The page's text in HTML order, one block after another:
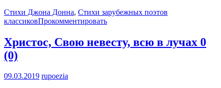
Стихи Джона Донна, Стихи зарубежных поэтов
классиковПрокомментировать
Христос, Свою невесту, всю в лучах 0
(0)
09.03.2019 rupoezia